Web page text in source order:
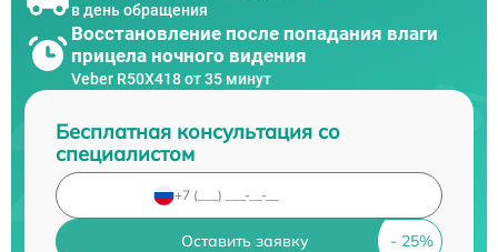
в день обращения
Восстановление после попадания влаги
прицела ночного видения
Veber R50X418 от 35 минут
Бесплатная консультация со
специалистом
Оставить заявку